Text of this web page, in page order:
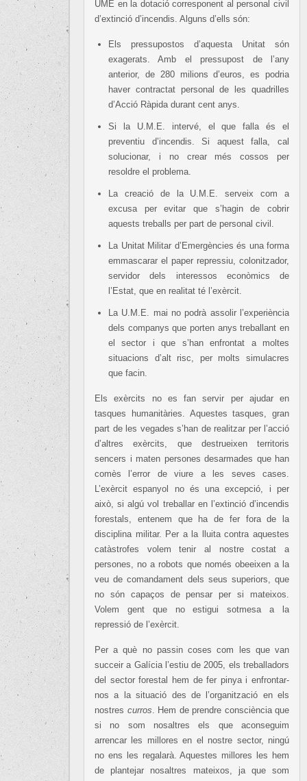
UME en la dotació corresponent al personal civil
d’extinció d’incendis. Alguns d’ells són:
Els pressupostos d’aquesta Unitat són
exagerats. Amb el pressupost de l’any
anterior, de 280 milions d’euros, es podria
haver contractat personal de les quadrilles
d’Acció Ràpida durant cent anys.
Si la U.M.E. intervé, el que falla és el
preventiu d’incendis. Si aquest falla, cal
solucionar, i no crear més cossos per
resoldre el problema.
La creació de la U.M.E. serveix com a
excusa per evitar que s’hagin de cobrir
aquests treballs per part de personal civil.
La Unitat Militar d’Emergències és una forma
emmascarar el paper repressiu, colonitzador,
servidor dels interessos econòmics de
l’Estat, que en realitat té l’exèrcit.
La U.M.E. mai no podrà assolir l’experiència
dels companys que porten anys treballant en
el sector i que s’han enfrontat a moltes
situacions d’alt risc, per molts simulacres
que facin.
Els exèrcits no es fan servir per ajudar en
tasques humanitàries. Aquestes tasques, gran
part de les vegades s’han de realitzar per l’acció
d’altres exèrcits, que destrueixen territoris
sencers i maten persones desarmades que han
comès l’error de viure a les seves cases.
L’exèrcit espanyol no és una excepció, i per
això, si algú vol treballar en l’extinció d’incendis
forestals, entenem que ha de fer fora de la
disciplina militar. Per a la lluita contra aquestes
catàstrofes volem tenir al nostre costat a
persones, no a robots que només obeeixen a la
veu de comandament dels seus superiors, que
no són capaços de pensar per si mateixos.
Volem gent que no estigui sotmesa a la
repressió de l’exèrcit.
Per a què no passin coses com les que van
succeir a Galícia l’estiu de 2005, els treballadors
del sector forestal hem de fer pinya i enfrontar-
nos a la situació des de l’organització en els
nostres curros. Hem de prendre consciència que
si no som nosaltres els que aconseguim
arrencar les millores en el nostre sector, ningú
no ens les regalarà. Aquestes millores les hem
de plantejar nosaltres mateixos, ja que som